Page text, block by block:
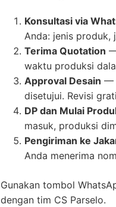
Konsultasi via
Anda: jenis produk,
Terima Quotation
waktu produksi
Approval Desain —
disetujui. Revisi
DP dan Mulai
masuk, produksi
Pengiriman ke
Anda menerima
Gunakan tombol
dengan tim CS Parselo.